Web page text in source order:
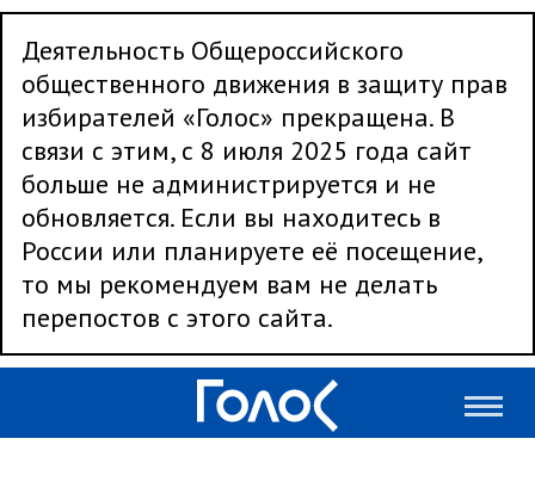
Деятельность Общероссийского
общественного движения в защиту прав
избирателей «Голос» прекращена. В
связи с этим, с 8 июля 2025 года сайт
больше не администрируется и не
обновляется. Если вы находитесь в
России или планируете её посещение,
то мы рекомендуем вам не делать
перепостов с этого сайта.